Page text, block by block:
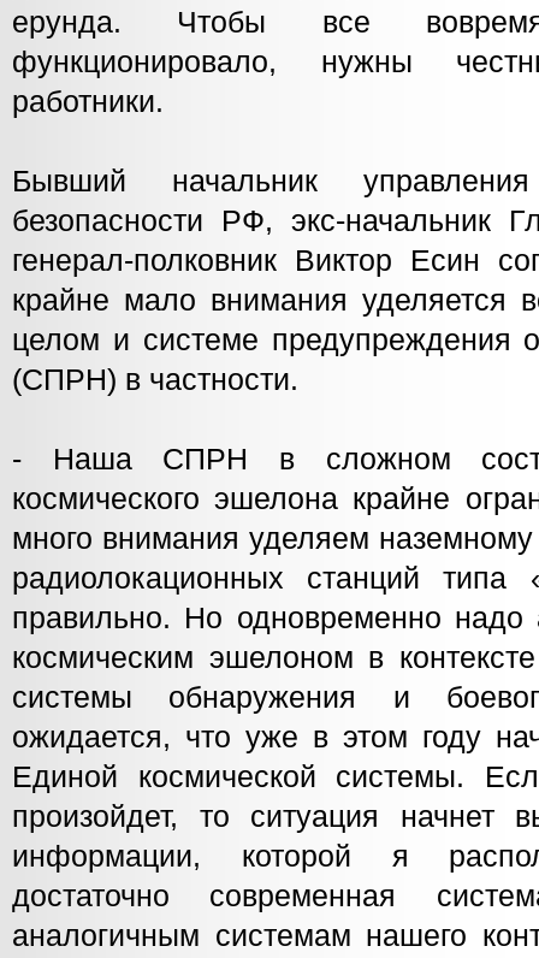
ерунда. Чтобы все
функционировало, нужны
работники.
Бывший начальник
безопасности РФ, экс-начальник
генерал-полковник Виктор Есин
крайне мало внимания уделяется
целом и системе предупреждения
(СПРН) в частности.
- Наша СПРН в сложном
космического эшелона крайне
много внимания уделяем
радиолокационных станций
правильно. Но одновременно надо
космическим эшелоном в
системы обнаружения и
ожидается, что уже в этом году
Единой космической системы.
произойдет, то ситуация начнет
информации, которой я
достаточно современная
аналогичным системам нашего